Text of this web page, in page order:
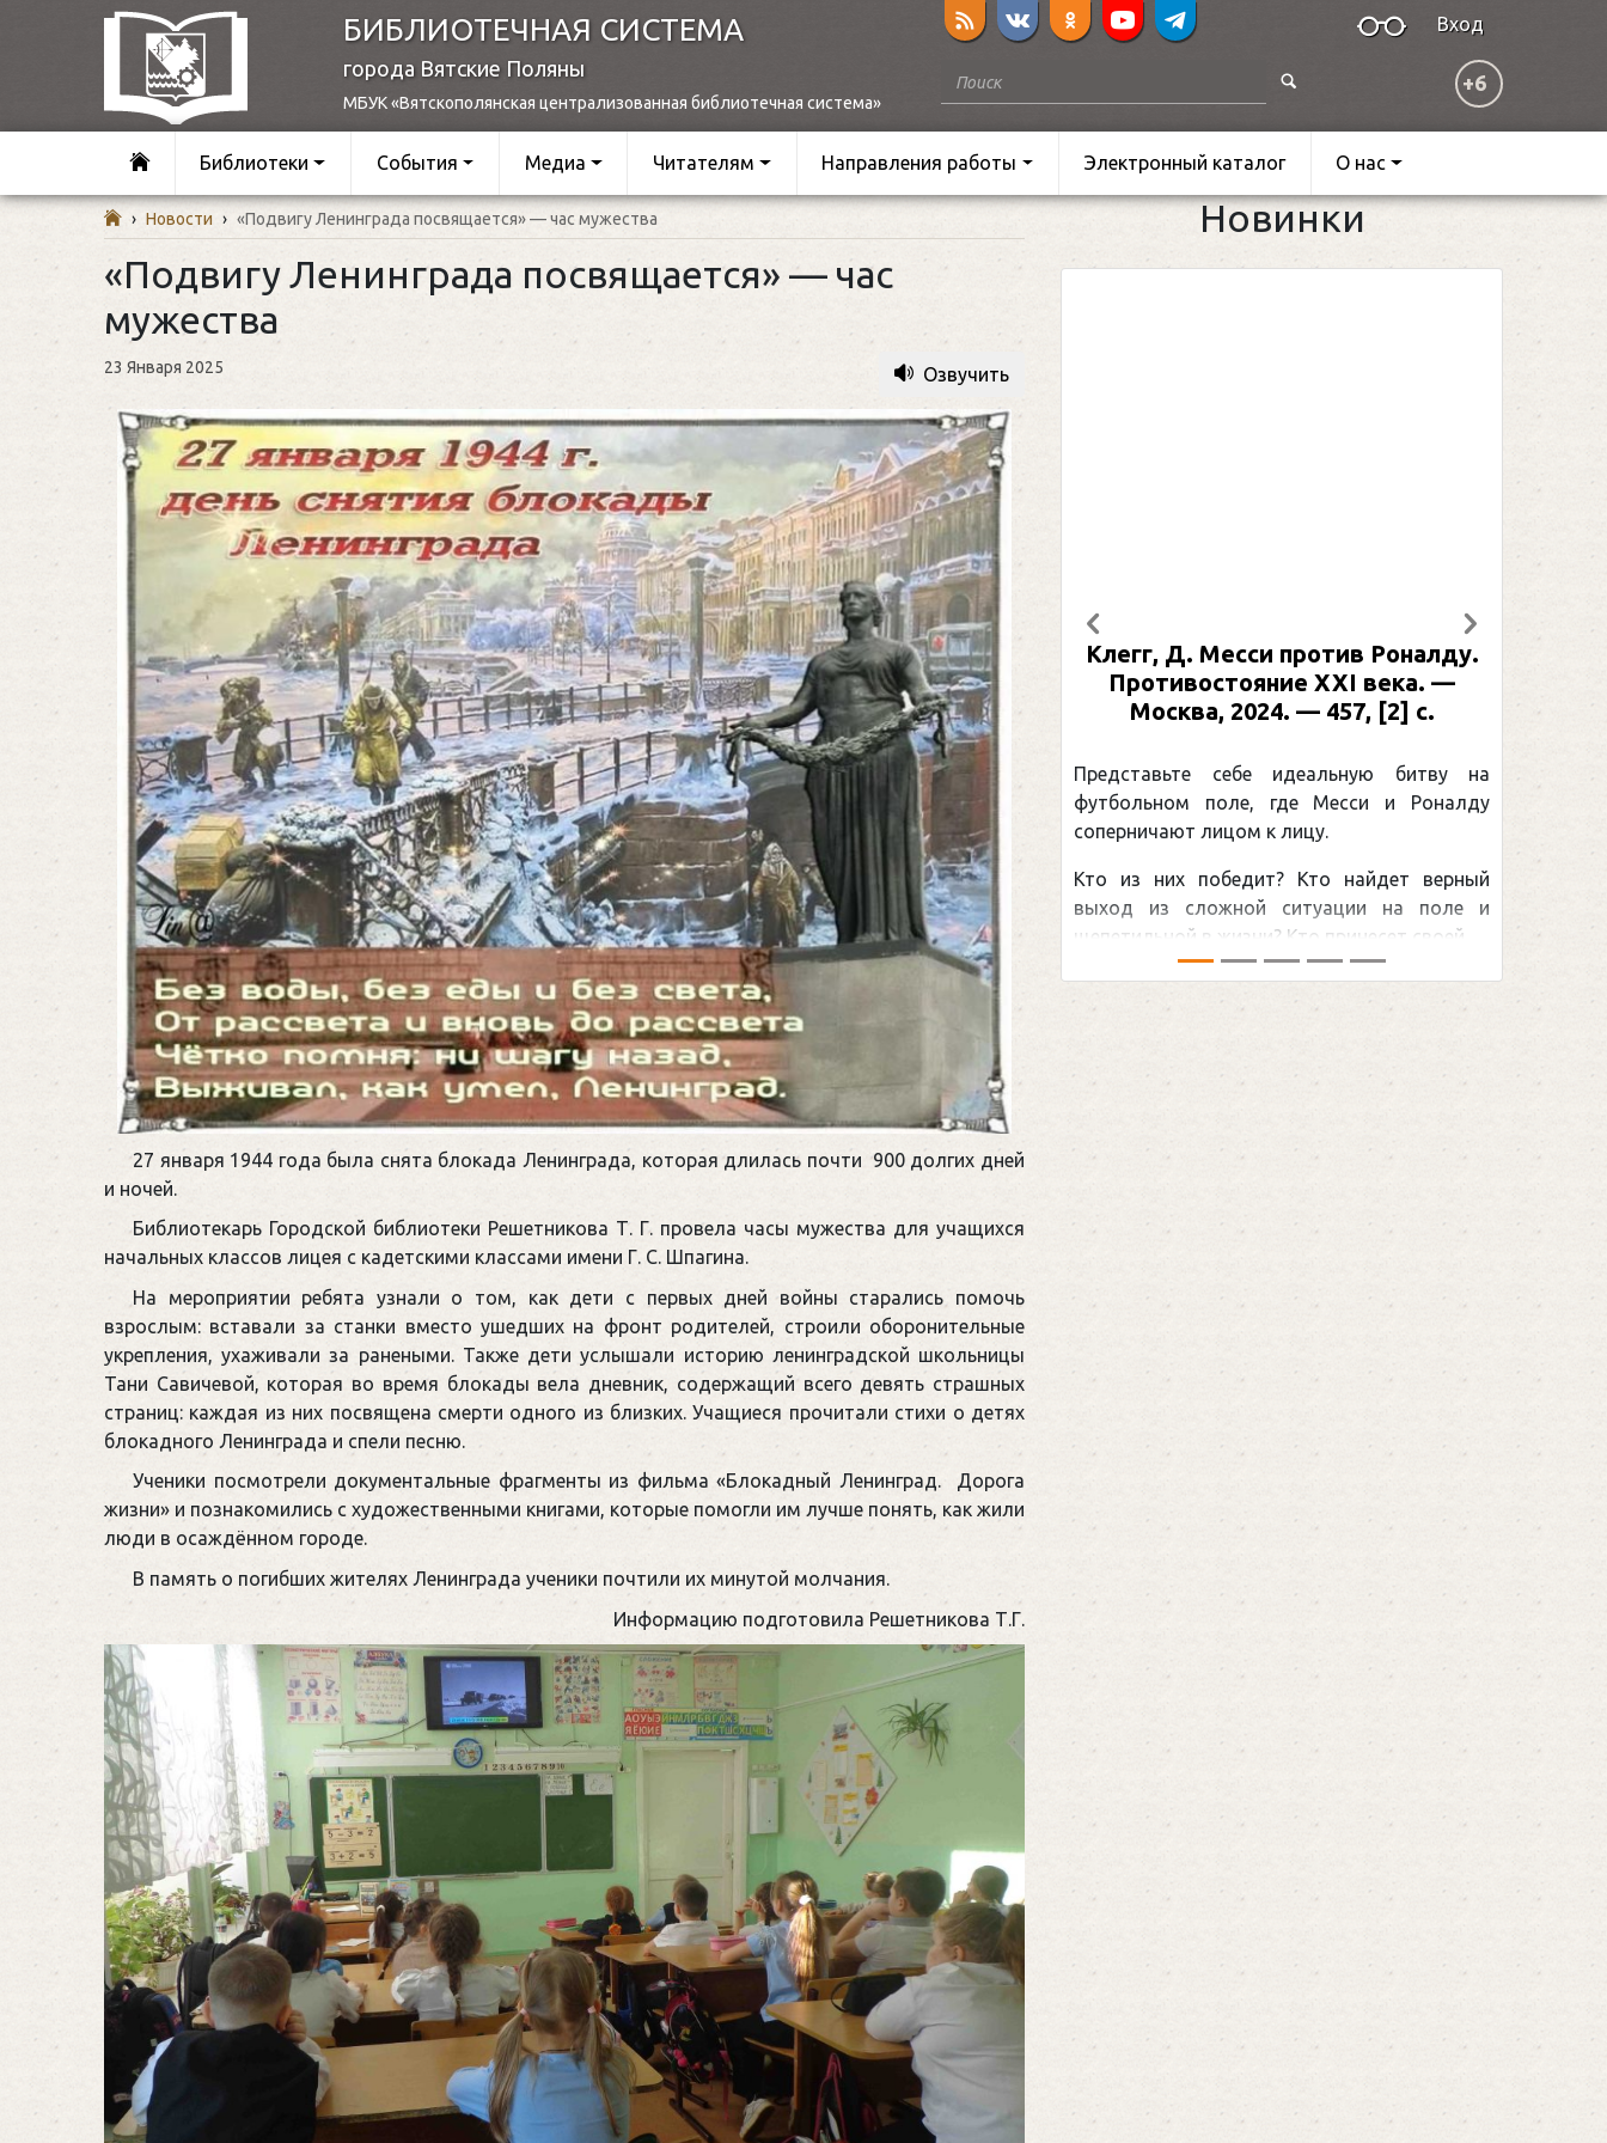
БИБЛИОТЕЧНАЯ СИСТЕМА
города Вятские Поляны
МБУК «Вятскополянская централизованная библиотечная система»
Вход
+6
Библиотеки События Медиа Читателям Направления работы Электронный каталог О нас
› Новости › «Подвигу Ленинграда посвящается» — час мужества
«Подвигу Ленинграда посвящается» — час
мужества
23 Января 2025 Озвучить
27 января 1944 года была снята блокада Ленинграда, которая длилась почти 900 долгих дней
и ночей.
Библиотекарь Городской библиотеки Решетникова Т. Г. провела часы мужества для учащихся
начальных классов лицея с кадетскими классами имени Г. С. Шпагина.
На мероприятии ребята узнали о том, как дети с первых дней войны старались помочь
взрослым: вставали за станки вместо ушедших на фронт родителей, строили оборонительные
укрепления, ухаживали за ранеными. Также дети услышали историю ленинградской школьницы
Тани Савичевой, которая во время блокады вела дневник, содержащий всего девять страшных
страниц: каждая из них посвящена смерти одного из близких. Учащиеся прочитали стихи о детях
блокадного Ленинграда и спели песню.
Ученики посмотрели документальные фрагменты из фильма «Блокадный Ленинград. Дорога
жизни» и познакомились с художественными книгами, которые помогли им лучше понять, как жили
люди в осаждённом городе.
В память о погибших жителях Ленинграда ученики почтили их минутой молчания.
Информацию подготовила Решетникова Т.Г.
Новинки
Клегг, Д. Месси против Роналду.
Противостояние XXI века. —
Москва, 2024. — 457, [2] с.
Представьте себе идеальную битву на
футбольном поле, где Месси и Роналду
соперничают лицом к лицу.
Кто из них победит? Кто найдет верный
выход из сложной ситуации на поле и
щепетильной в жизни? Кто принесет своей ...
Рабинер, И. Я. Александр Овечкин
: иллюстрированная биография. —
Москва, 2024 (макет 2025). — 133,
Спорт)
снайперским рекордом НХЛ, который
принадлежит великому канадцу Уэйну
Гретцки, — едва ли не самая обсуждаемая
хоккейная тема последних лет в мире.Перед
сезоном Национальной хоккейной лиги — ...
Предыдущий Следующий